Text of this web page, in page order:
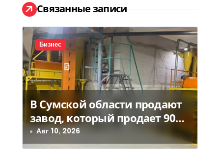
и
я
п
о
з
а
п
Связанные записи
Бизнес
В Сумской области продают
завод, который продает 90%
товаров за границу
Авг 10, 2026